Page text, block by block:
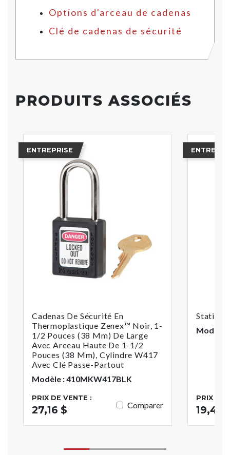
Options d'arceau de cadenas
Clé de cadenas de sécurité
PRODUITS ASSOCIÉS
ENTREPRISE
Cadenas De Sécurité En
Thermoplastique Zenex™ Noir, 1-
1/2 Pouces (38 Mm) De Large
Avec Arceau Haute De 1-1/2
Pouces (38 Mm), Cylindre W417
Avec Clé Passe-Partout
Modèle : 410MKW417BLK
PRIX DE VENTE :
27,16 $ Comparer
Station
Modèle :
PRIX DE
19,46